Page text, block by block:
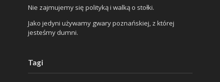
Nie zajmujemy się polityką i walką o stołki.
Jako jedyni używamy gwary poznańskiej, z której
jesteśmy dumni.
Tagi